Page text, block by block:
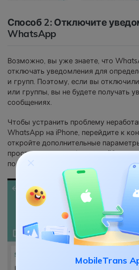
Способ 2: Отключите
WhatsApp
Возможно, вы уже знаете, что
отключать уведомления для
и групп. Поэтому, если вы
или группы, вы не будете получать
сообщениях.
Чтобы устранить проблему
WhatsApp на iPhone, перейдите к
откройте дополнительные
просто отключить функцию
получать уведомления WhatsApp.
MobileTrans